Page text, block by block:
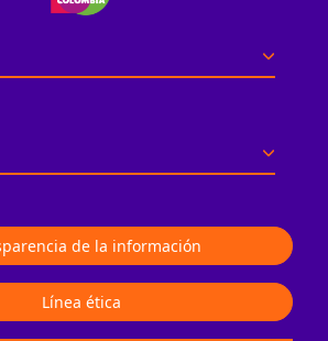
de la información
Línea ética